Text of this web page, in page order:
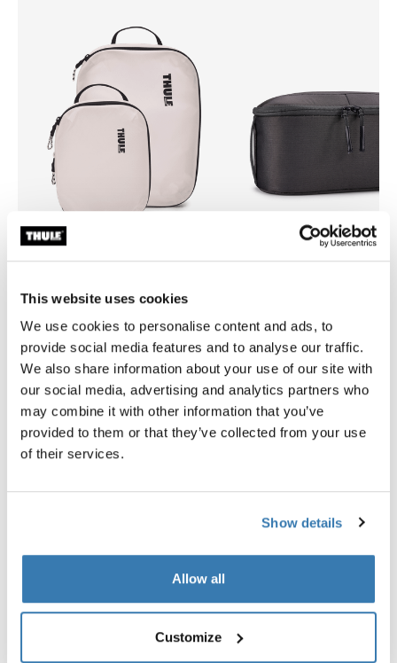
This website uses cookies
We use cookies to personalise content and ads, to
provide social media features and to analyse our traffic.
We also share information about your use of our site with
our social media, advertising and analytics partners who
may combine it with other information that you’ve
provided to them or that they’ve collected from your use
of their services.
Show details
Allow all
Customize
juego de bolsas de compresión
pequeño/mediano blanco
personal gris Vetiver
Toggle overview
Descripción del producto
Todas las características